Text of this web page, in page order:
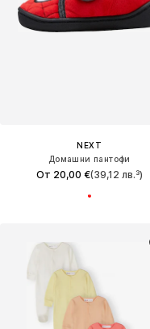
NEXT
Домашни пантофи
От 20,00 €(39,12 лв.³)